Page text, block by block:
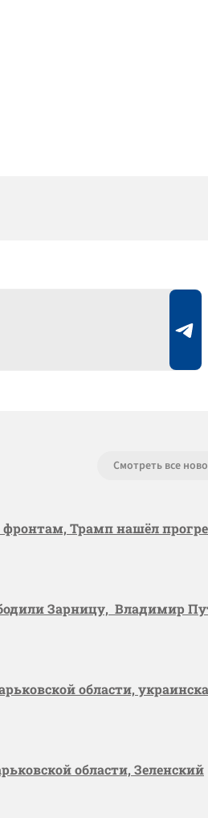
Смотреть все
Трамп нашёл
Зарницу, Владимир
области,
области, Зеленский